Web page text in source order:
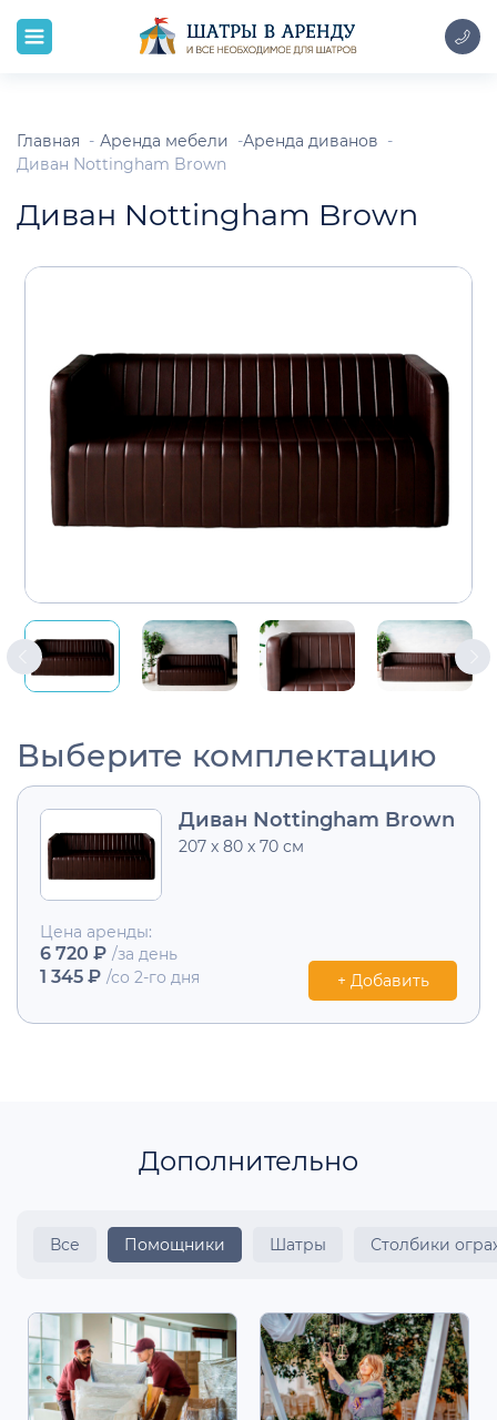
Главная Аренда мебели
Аренда диванов
Диван Nottingham Brown
Диван Nottingham Brown
Выберите комплектацию
Диван Nottingham Brown
207 x 80 x 70 см
Цена аренды:
6 720 ₽ /за день
1 345 ₽ /со 2-го дня + Добавить
Дополнительно
Все Помощники Шатры Столбики